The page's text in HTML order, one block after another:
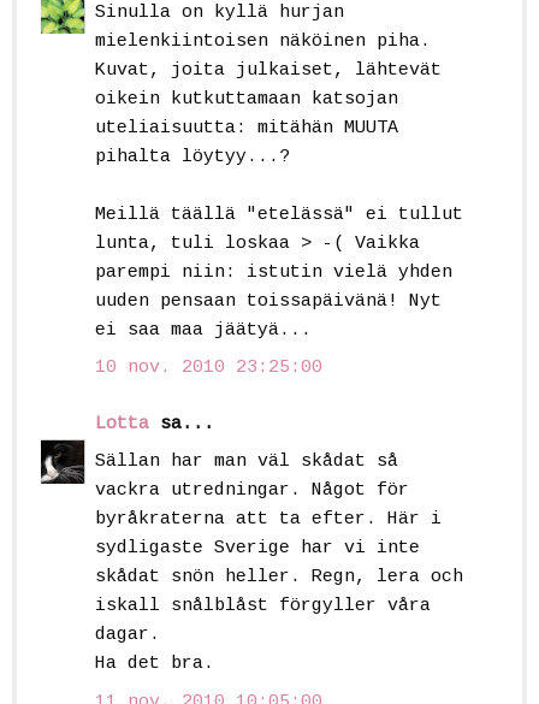
Sinulla on kyllä hurjan
mielenkiintoisen näköinen piha.
Kuvat, joita julkaiset, lähtevät
oikein kutkuttamaan katsojan
uteliaisuutta: mitähän MUUTA
pihalta löytyy...?
Meillä täällä "etelässä" ei tullut
lunta, tuli loskaa > -( Vaikka
parempi niin: istutin vielä yhden
uuden pensaan toissapäivänä! Nyt
ei saa maa jäätyä...
10 nov. 2010 23:25:00
Lotta sa...
Sällan har man väl skådat så
vackra utredningar. Något för
byråkraterna att ta efter. Här i
sydligaste Sverige har vi inte
skådat snön heller. Regn, lera och
iskall snålblåst förgyller våra
dagar.
Ha det bra.